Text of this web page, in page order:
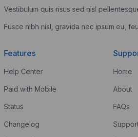
Vestibulum quis risus sed nisl
Fusce nibh nisl, gravida nec ipsum eu,
Features
Help Center
Paid with Mobile
Status
Changelog
Home
About
FAQs